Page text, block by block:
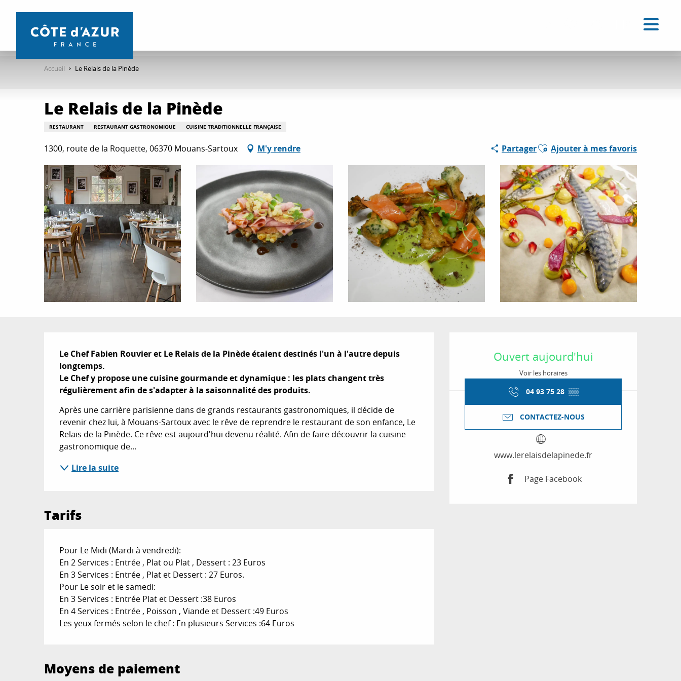
contenu
Accueil Le Relais de la Pinède
Le Relais de la Pinède
RESTAURANT RESTAURANT GASTRONOMIQUE CUISINE TRADITIONNELLE FRANÇAISE
1300, route de la Roquette, 06370 Mouans-Sartoux M'y rendre PartagerAjouter aux favoris
Ajouter à mes favoris
Ouverture et
Ouvert aujourd'hui
Voir les horaires
04 93 75 28 ▒▒
CONTACTEZ-NOUS
www.lerelaisdelapinede.fr
Page Facebook
Description
Le Chef Fabien Rouvier et Le Relais de la Pinède étaient destinés l'un à l'autre depuis
longtemps.
Le Chef y propose une cuisine gourmande et dynamique : les plats changent très
régulièrement afin de s'adapter à la saisonnalité des produits.
Après une carrière parisienne dans de grands restaurants gastronomiques, il décide de
revenir chez lui, à Mouans-Sartoux avec le rêve de reprendre le restaurant de son enfance, Le
Relais de la Pinède. Ce rêve est aujourd'hui devenu réalité. Afin de faire découvrir la cuisine
gastronomique de...
Lire la suite
Tarifs
Pour Le Midi (Mardi à vendredi):
En 2 Services : Entrée , Plat ou Plat , Dessert : 23 Euros
En 3 Services : Entrée , Plat et Dessert : 27 Euros.
Pour Le soir et le samedi:
En 3 Services : Entrée Plat et Dessert :38 Euros
En 4 Services : Entrée , Poisson , Viande et Dessert :49 Euros
Les yeux fermés selon le chef : En plusieurs Services :64 Euros
Moyens de paiement